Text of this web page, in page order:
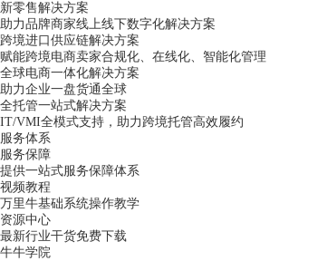
新零售解决方案
助力品牌商家线上线下数字化解决方案
跨境进口供应链解决方案
赋能跨境电商卖家合规化、在线化、智能化管理
全球电商一体化解决方案
助力企业一盘货通全球
全托管一站式解决方案
IT/VMI全模式支持，助力跨境托管高效履约
服务体系
服务保障
提供一站式服务保障体系
视频教程
万里牛基础系统操作教学
资源中心
最新行业干货免费下载
牛牛学院